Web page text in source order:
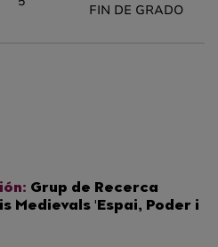
FIN DE GRADO
Grup de Recerca
Medievals 'Espai, Poder i